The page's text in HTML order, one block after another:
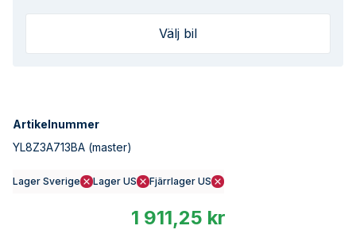
Välj bil
Artikelnummer
YL8Z3A713BA (master)
Lager Sverige Lager US Fjärrlager US
1 911,25 kr